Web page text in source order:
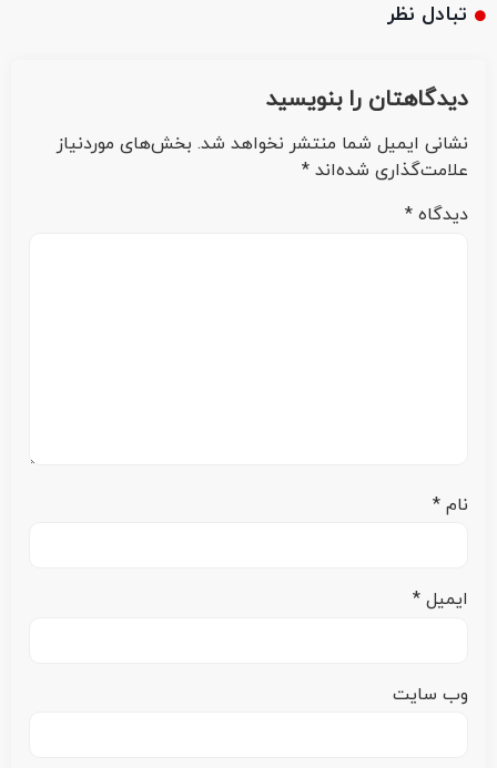
تبادل نظر
دیدگاهتان را بنویسید
نشانی ایمیل شما منتشر نخواهد شد. بخش‌های موردنیاز
علامت‌گذاری شده‌اند *
دیدگاه *
نام *
ایمیل *
وب‌ سایت